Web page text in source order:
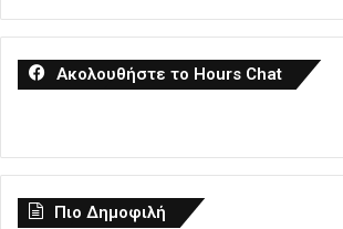
Ακολουθήστε το Hours Chat
Πιο Δημοφιλή